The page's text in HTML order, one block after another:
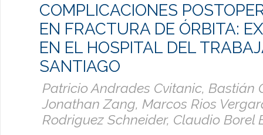
COMPLICACIONES
EN FRACTURA DE ÓRBITA:
EN EL HOSPITAL DEL
SANTIAGO
Patricio Andrades Cvitanic, Bastián
Jonathan Zang, Marcos Rios
Rodriguez Schneider, Claudio Borel